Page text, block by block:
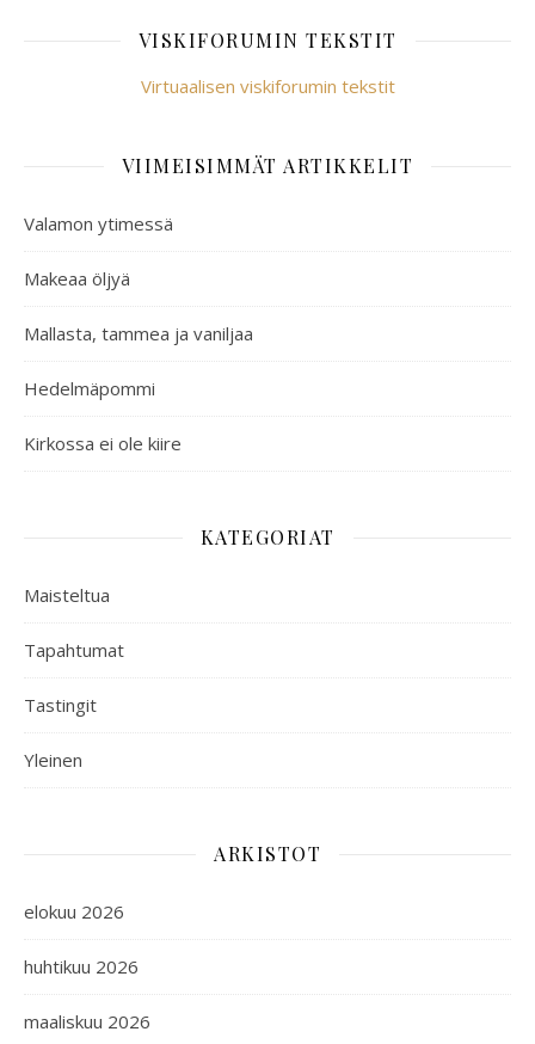
VISKIFORUMIN TEKSTIT
Virtuaalisen viskiforumin tekstit
VIIMEISIMMÄT ARTIKKELIT
Valamon ytimessä
Makeaa öljyä
Mallasta, tammea ja vaniljaa
Hedelmäpommi
Kirkossa ei ole kiire
KATEGORIAT
Maisteltua
Tapahtumat
Tastingit
Yleinen
ARKISTOT
elokuu 2026
huhtikuu 2026
maaliskuu 2026